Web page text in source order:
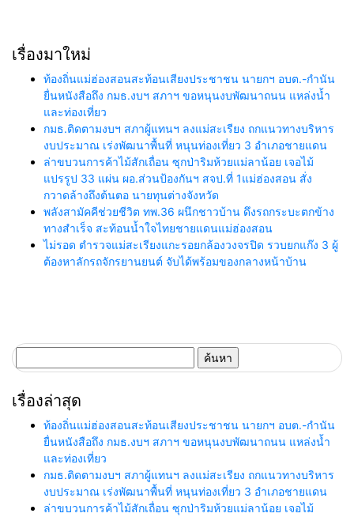
เรื่องมาใหม่
ท้องถิ่นแม่ฮ่องสอนสะท้อนเสียงประชาชน นายกฯ อบต.-กำนัน
ยื่นหนังสือถึง กมธ.งบฯ สภาฯ ขอหนุนงบพัฒนาถนน แหล่งน้ำ
และท่องเที่ยว
กมธ.ติดตามงบฯ สภาผู้แทนฯ ลงแม่สะเรียง ถกแนวทางบริหาร
งบประมาณ เร่งพัฒนาพื้นที่ หนุนท่องเที่ยว 3 อำเภอชายแดน
ล่าขบวนการค้าไม้สักเถื่อน ซุกป่าริมห้วยแม่ลาน้อย เจอไม้
แปรรูป 33 แผ่น ผอ.ส่วนป้องกันฯ สจป.ที่ 1แม่ฮ่องสอน สั่ง
กวาดล้างถึงต้นตอ นายทุนต่างจังหวัด
พลังสามัคคีช่วยชีวิต ทพ.36 ผนึกชาวบ้าน ดึงรถกระบะตกข้าง
ทางสำเร็จ สะท้อนน้ำใจไทยชายแดนแม่ฮ่องสอน
ไม่รอด ตำรวจแม่สะเรียงแกะรอยกล้องวงจรปิด รวบยกแก๊ง 3 ผู้
ต้องหาลักรถจักรยานยนต์ จับได้พร้อมของกลางหน้าบ้าน
สำหรับ:
เรื่องล่าสุด
ท้องถิ่นแม่ฮ่องสอนสะท้อนเสียงประชาชน นายกฯ อบต.-กำนัน
ยื่นหนังสือถึง กมธ.งบฯ สภาฯ ขอหนุนงบพัฒนาถนน แหล่งน้ำ
และท่องเที่ยว
กมธ.ติดตามงบฯ สภาผู้แทนฯ ลงแม่สะเรียง ถกแนวทางบริหาร
งบประมาณ เร่งพัฒนาพื้นที่ หนุนท่องเที่ยว 3 อำเภอชายแดน
ล่าขบวนการค้าไม้สักเถื่อน ซุกป่าริมห้วยแม่ลาน้อย เจอไม้